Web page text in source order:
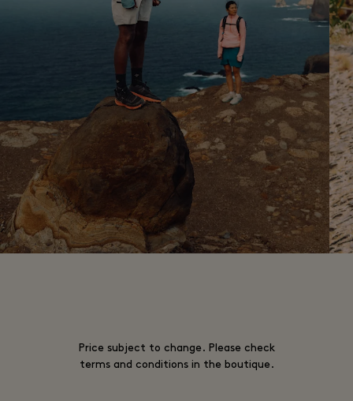
Price subject to change. Please check
terms and conditions in the boutique.